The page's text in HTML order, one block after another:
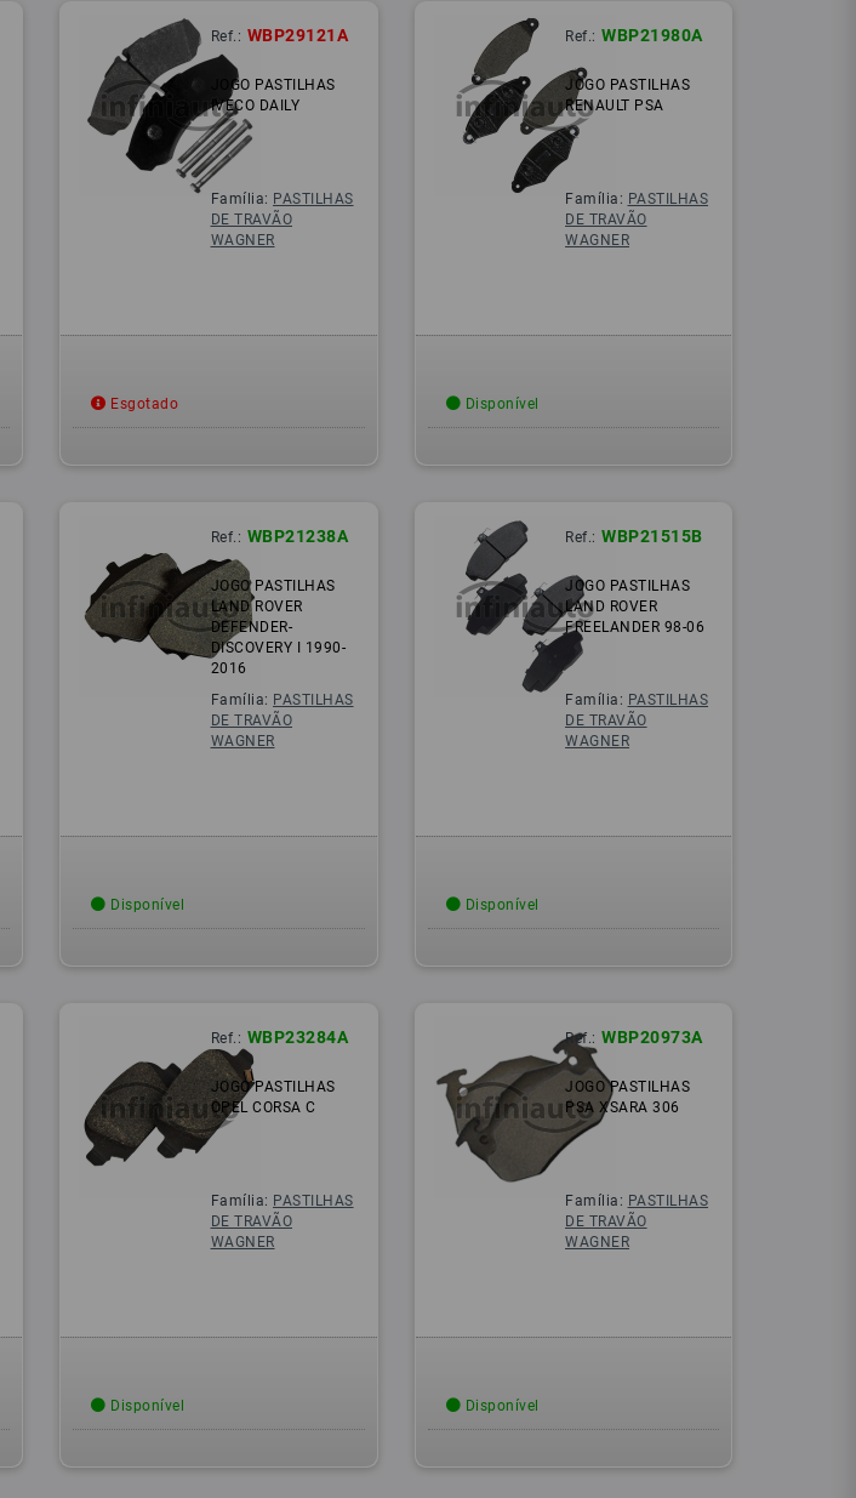
Ref.: WBP29121A
JOGO PASTILHAS
IVECO DAILY
Família: PASTILHAS
DE TRAVÃO
WAGNER
Esgotado
Ref.: WBP21980A
JOGO PASTILHAS
RENAULT PSA
Família: PASTILHAS
DE TRAVÃO
WAGNER
Disponível
Ref.: WBP21238A
JOGO PASTILHAS
LAND ROVER
DEFENDER-
DISCOVERY I 1990-
2016
Família: PASTILHAS
DE TRAVÃO
WAGNER
Disponível
Ref.: WBP21515B
JOGO PASTILHAS
LAND ROVER
FREELANDER 98-06
Família: PASTILHAS
DE TRAVÃO
WAGNER
Disponível
Ref.: WBP23284A
JOGO PASTILHAS
OPEL CORSA C
Família: PASTILHAS
DE TRAVÃO
WAGNER
Disponível
Ref.: WBP20973A
JOGO PASTILHAS
PSA XSARA 306
Família: PASTILHAS
DE TRAVÃO
WAGNER
Disponível